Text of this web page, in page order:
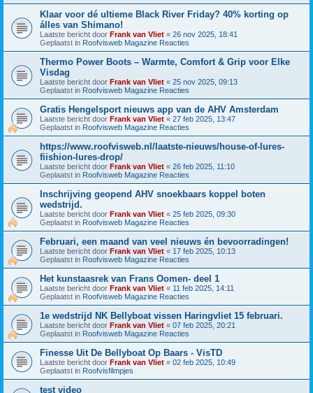
Klaar voor dé ultieme Black River Friday? 40% korting op
álles van Shimano!
Laatste bericht door Frank van Vliet « 26 nov 2025, 18:41
Geplaatst in Roofvisweb Magazine Reacties
Thermo Power Boots – Warmte, Comfort & Grip voor Elke
Visdag
Laatste bericht door Frank van Vliet « 25 nov 2025, 09:13
Geplaatst in Roofvisweb Magazine Reacties
Gratis Hengelsport nieuws app van de AHV Amsterdam
Laatste bericht door Frank van Vliet « 27 feb 2025, 13:47
Geplaatst in Roofvisweb Magazine Reacties
https://www.roofvisweb.nl/laatste-nieuws/house-of-lures-
fiishion-lures-drop/
Laatste bericht door Frank van Vliet « 26 feb 2025, 11:10
Geplaatst in Roofvisweb Magazine Reacties
Inschrijving geopend AHV snoekbaars koppel boten
wedstrijd.
Laatste bericht door Frank van Vliet « 25 feb 2025, 09:30
Geplaatst in Roofvisweb Magazine Reacties
Februari, een maand van veel nieuws én bevoorradingen!
Laatste bericht door Frank van Vliet « 17 feb 2025, 10:13
Geplaatst in Roofvisweb Magazine Reacties
Het kunstaasrek van Frans Oomen- deel 1
Laatste bericht door Frank van Vliet « 11 feb 2025, 14:11
Geplaatst in Roofvisweb Magazine Reacties
1e wedstrijd NK Bellyboat vissen Haringvliet 15 februari.
Laatste bericht door Frank van Vliet « 07 feb 2025, 20:21
Geplaatst in Roofvisweb Magazine Reacties
Finesse Uit De Bellyboat Op Baars - VisTD
Laatste bericht door Frank van Vliet « 02 feb 2025, 10:49
Geplaatst in Roofvisfilmpjes
test video